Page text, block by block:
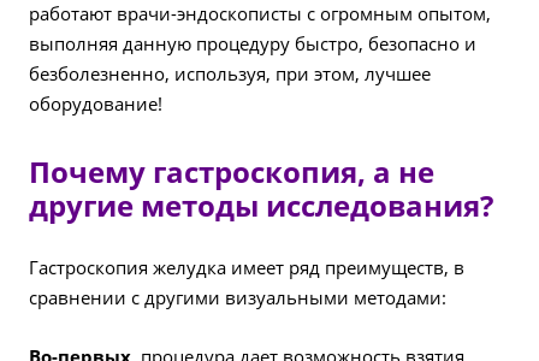
работают врачи-эндоскописты с огромным опытом,
выполняя данную процедуру быстро, безопасно и
безболезненно, используя, при этом, лучшее
оборудование!
Почему гастроскопия, а не
другие методы исследования?
Гастроскопия желудка имеет ряд преимуществ, в
сравнении с другими визуальными методами:
Во-первых , процедура дает возможность взятия